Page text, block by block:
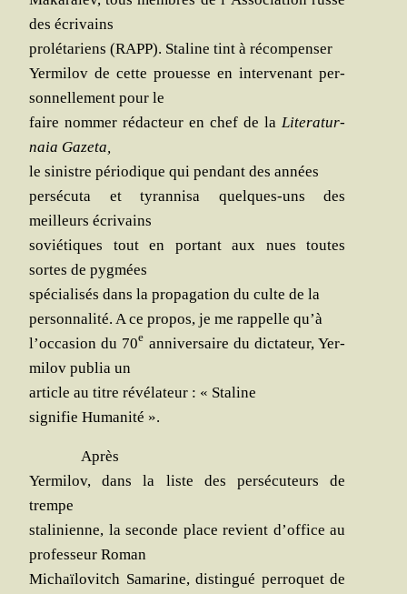
des écrivains
pro­lé­ta­riens (RAPP). Sta­line tint à récompenser
Yer­mi­lov de cette prouesse en inter­ve­nant per­
son­nel­le­ment pour le
faire nom­mer rédac­teur en chef de laLite­ra­tur­
naia Gazeta,
le sinistre pério­dique qui pen­dant des années
per­sé­cu­ta et tyran­ni­sa quelques-uns des
meilleurs écrivains
sovié­tiques tout en por­tant aux nues toutes
sortes de pygmées
spé­cia­li­sés dans la pro­pa­ga­tion du culte de la
per­son­na­li­té. A ce pro­pos, je me rap­pelle qu’à
l’occasion du 70e anni­ver­saire du dic­ta­teur, Yer­
mi­lov publia un
article au titre révé­la­teur : « Sta­line
signi­fie Humanité ».
Après
Yer­mi­lov, dans la liste des per­sé­cu­teurs de
trempe
sta­li­nienne, la seconde place revient d’office au
pro­fes­seur Roman
Michaï­lo­vitch Sama­rine, dis­tin­gué per­ro­quet de